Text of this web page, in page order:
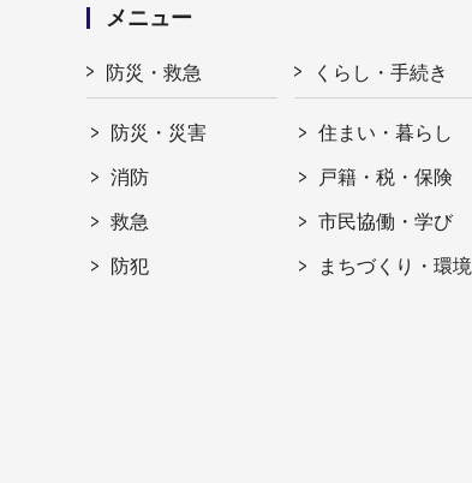
メニュー
防災・救急
防災・災害
消防
救急
防犯
くらし・手続き
住まい・暮らし
戸籍・税・保険
市民協働・学び
まちづくり・環境